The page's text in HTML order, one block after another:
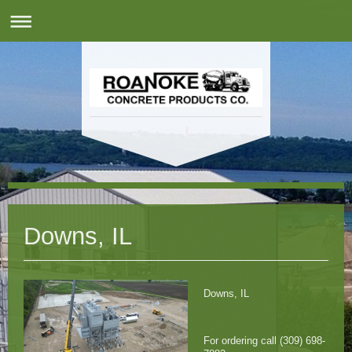
Downs, IL
Downs, IL
For ordering call (309) 698-